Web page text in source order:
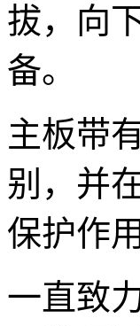
拔，向
备。
主板带
别，并
保护作用
一直致